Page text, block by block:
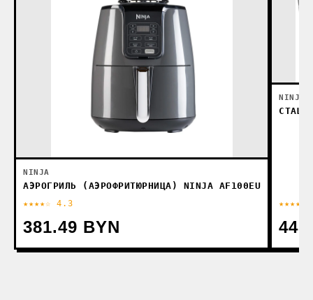
NINJA
АЭРОГРИЛЬ (АЭРОФРИТЮРНИЦА) NINJA AF100EU
★★★★☆ 4.3
381.49 BYN
NINJA
★★★★★